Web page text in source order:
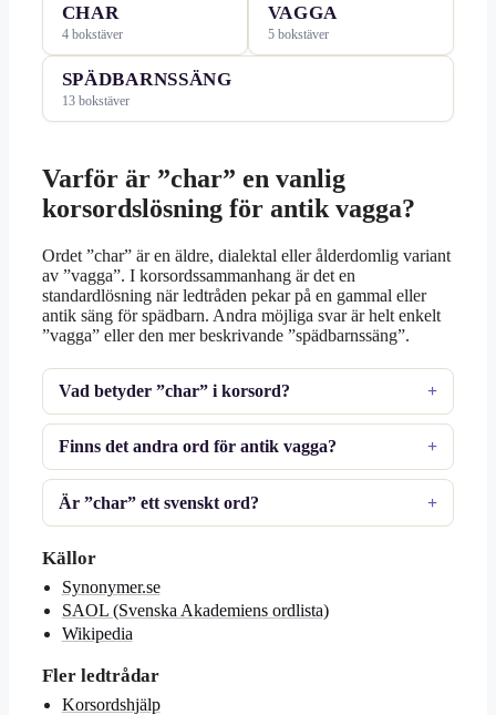
CHAR
4 bokstäver
VAGGA
5 bokstäver
SPÄDBARNSSÄNG
13 bokstäver
Varför är ”char” en vanlig
korsordslösning för antik vagga?
Ordet ”char” är en äldre, dialektal eller ålderdomlig variant
av ”vagga”. I korsordssammanhang är det en
standardlösning när ledtråden pekar på en gammal eller
antik säng för spädbarn. Andra möjliga svar är helt enkelt
”vagga” eller den mer beskrivande ”spädbarnssäng”.
Vad betyder ”char” i korsord?
Finns det andra ord för antik vagga?
Är ”char” ett svenskt ord?
Källor
Synonymer.se
SAOL (Svenska Akademiens ordlista)
Wikipedia
Fler ledtrådar
Korsordshjälp